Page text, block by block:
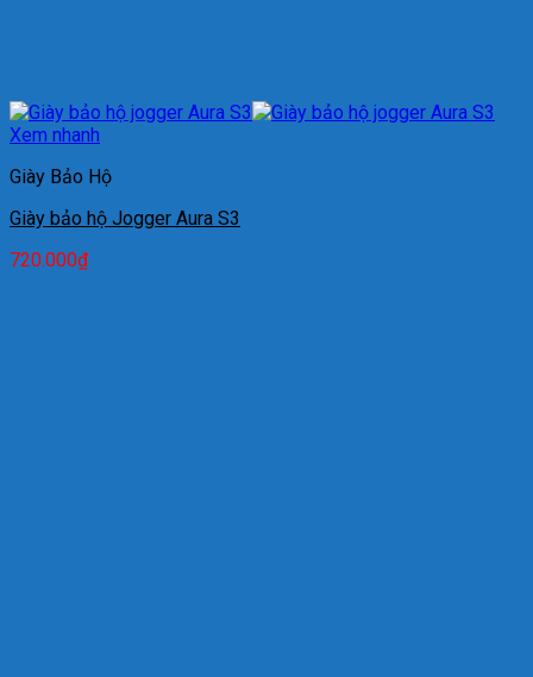
Xem nhanh
Giày Bảo Hộ
Giày bảo hộ Jogger Aura S3
720.000₫